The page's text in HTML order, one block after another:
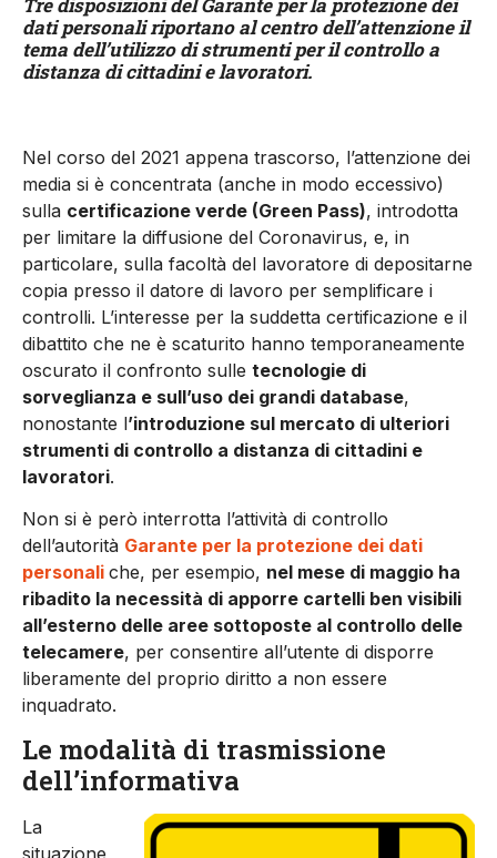
Tre disposizioni del Garante per la protezione dei
dati personali riportano al centro dell’attenzione il
tema dell’utilizzo di strumenti per il controllo a
distanza di cittadini e lavoratori.
Nel corso del 2021 appena trascorso, l’attenzione dei
media si è concentrata (anche in modo eccessivo)
sulla certificazione verde (Green Pass), introdotta
per limitare la diffusione del Coronavirus, e, in
particolare, sulla facoltà del lavoratore di depositarne
copia presso il datore di lavoro per semplificare i
controlli. L’interesse per la suddetta certificazione e il
dibattito che ne è scaturito hanno temporaneamente
oscurato il confronto sulle tecnologie di
sorveglianza e sull’uso dei grandi database,
nonostante l’introduzione sul mercato di ulteriori
strumenti di controllo a distanza di cittadini e
lavoratori.
Non si è però interrotta l’attività di controllo
dell’autorità Garante per la protezione dei dati
personali che, per esempio, nel mese di maggio ha
ribadito la necessità di apporre cartelli ben visibili
all’esterno delle aree sottoposte al controllo delle
telecamere, per consentire all’utente di disporre
liberamente del proprio diritto a non essere
inquadrato.
Le modalità di trasmissione
dell’informativa
La